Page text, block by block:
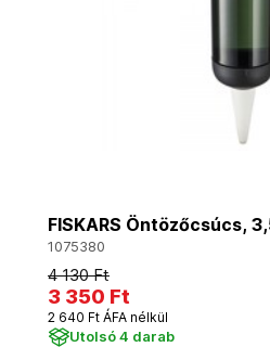
FISKARS Öntözőcsúcs,
1075380
4 130 Ft
3 350 Ft
2 640 Ft ÁFA nélkül
Utolsó 4 darab